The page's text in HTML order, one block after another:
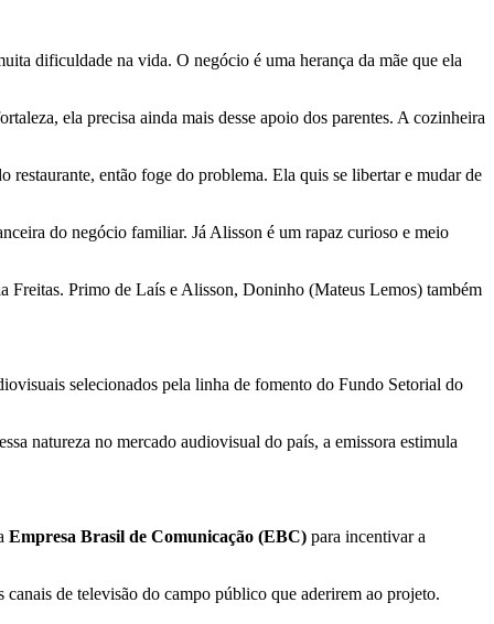
dificuldade na vida. O negócio é uma herança da mãe que ela
ela precisa ainda mais desse apoio dos parentes. A cozinheira
então foge do problema. Ela quis se libertar e mudar de
do negócio familiar. Já Alisson é um rapaz curioso e meio
Freitas. Primo de Laís e Alisson, Doninho (Mateus Lemos) também
selecionados pela linha de fomento do Fundo Setorial do
natureza no mercado audiovisual do país, a emissora estimula
Empresa Brasil de Comunicação (EBC) para incentivar a
de televisão do campo público que aderirem ao projeto.